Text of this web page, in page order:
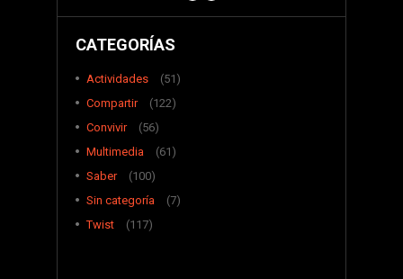
CATEGORÍAS
Actividades
(51)
Compartir
(122)
Convivir
(56)
Multimedia
(61)
Saber
(100)
Sin categoría
(7)
Twist
(117)